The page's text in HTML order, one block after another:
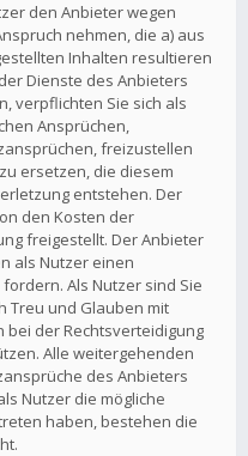
den Anbieter wegen
nehmen, die a) aus
Inhalten resultieren
Dienste des Anbieters
verpflichten Sie sich als
Ansprüchen,
freizustellen
ersetzen, die diesem
entstehen. Der
den Kosten der
freigestellt. Der Anbieter
als Nutzer einen
Als Nutzer sind Sie
Treu und Glauben mit
der Rechtsverteidigung
Alle weitergehenden
des Anbieters
Nutzer die mögliche
haben, bestehen die